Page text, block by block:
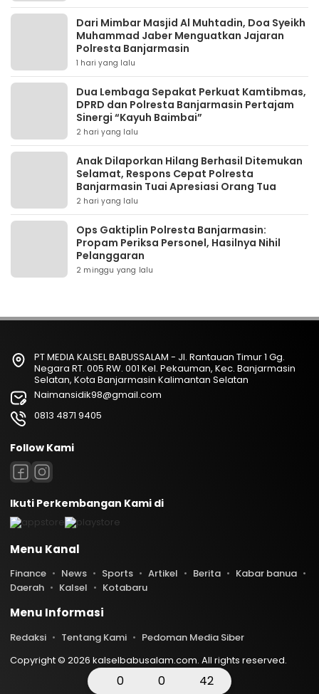
0 0 42
Dari Mimbar Masjid Al Muhtadin, Doa Syeikh
Muhammad Jaber Menguatkan Jajaran
Polresta Banjarmasin
1 hari yang lalu
Dua Lembaga Sepakat Perkuat Kamtibmas,
DPRD dan Polresta Banjarmasin Pertajam
Sinergi “Kayuh Baimbai”
2 hari yang lalu
Anak Dilaporkan Hilang Berhasil Ditemukan
Selamat, Respons Cepat Polresta
Banjarmasin Tuai Apresiasi Orang Tua
2 hari yang lalu
Ops Gaktiplin Polresta Banjarmasin:
Propam Periksa Personel, Hasilnya Nihil
Pelanggaran
2 minggu yang lalu
PT MEDIA KALSEL BABUSSALAM - Jl. Rantauan Timur 1 Gg.
Negara RT. 005 RW. 001 Kel. Pekauman, Kec. Banjarmasin
Selatan, Kota Banjarmasin Kalimantan Selatan
Naimansidik98@gmail.com
0813 4871 9405
Follow Kami
Ikuti Perkembangan Kami di
Menu Kanal
Finance News Sports Artikel Berita
Kabar banua
Daerah
Kalsel Kotabaru
Menu Informasi
Redaksi Tentang Kami
Pedoman Media Siber
Copyright © 2026 kalselbabusalam.com. All rights reserved.